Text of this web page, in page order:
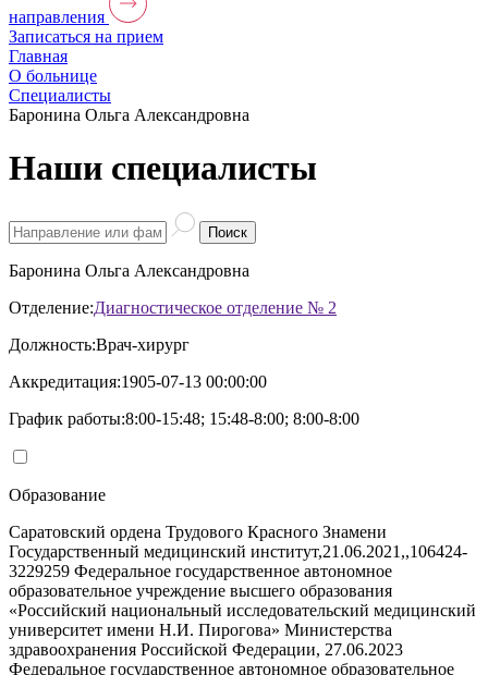
направления
Записаться на прием
Главная
О больнице
Специалисты
Баронина Ольга Александровна
Наши специалисты
Поиск
Баронина Ольга Александровна
Отделение:Диагностическое отделение № 2
Должность:Врач-хирург
Аккредитация:1905-07-13 00:00:00
График работы:8:00-15:48; 15:48-8:00; 8:00-8:00
Образование
Саратовский ордена Трудового Красного Знамени
Государственный медицинский институт,21.06.2021,,106424-
3229259 Федеральное государственное автономное
образовательное учреждение высшего образования
«Российский национальный исследовательский медицинский
университет имени Н.И. Пирогова» Министерства
здравоохранения Российской Федерации, 27.06.2023
Федеральное государственное автономное образовательное